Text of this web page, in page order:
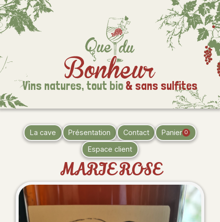
Vins natures, tout bio& sans sulfites
La cave Présentation Contact Panier 0
Espace client
MARIE ROSE